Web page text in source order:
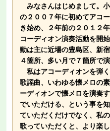
みなさんはじめまして。
の２００７年に初めてアコ
き始め、２年前の２０１２
コーディオン演奏活動を開
動は主に近場の豊島区、新
４箇所、多い月で７箇所で
私はアコーディオンを弾
歌謡曲、いわゆる懐メロの
ーディオンで懐メロを演奏
でいただける、という事を
ていただくだけでなく、私
歌っていただくと、より楽